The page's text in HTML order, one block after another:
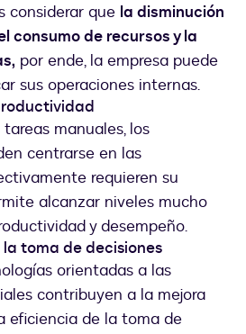
considerar que la disminución
consumo de recursos y la
por ende, la empresa puede
sus operaciones internas.
manuales, los
centrarse en las
requieren su
alcanzar niveles mucho
y desempeño.
toma de decisiones
orientadas a las
contribuyen a la mejora
eficiencia de la toma de